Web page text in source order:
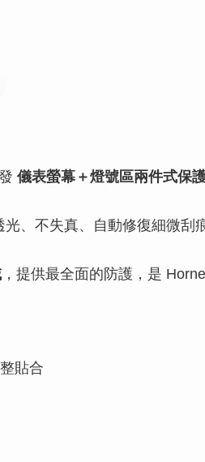
儀表螢幕＋燈號區兩件式保
光、不失真、自動修復細微刮
，提供最全面的防護，是
貼合